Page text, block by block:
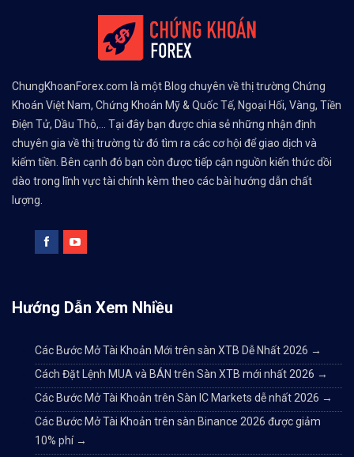
ChungKhoanForex.com là một Blog chuyên về thị trường Chứng
Khoán Việt Nam, Chứng Khoán Mỹ & Quốc Tế, Ngoại Hối, Vàng, Tiền
Điện Tử, Dầu Thô,... Tại đây bạn được chia sẻ những nhận định
chuyên gia về thị trường từ đó tìm ra các cơ hội để giao dịch và
kiếm tiền. Bên cạnh đó bạn còn được tiếp cận nguồn kiến thức dồi
dào trong lĩnh vực tài chính kèm theo các bài hướng dẫn chất
lượng.
Hướng Dẫn Xem Nhiều
Các Bước Mở Tài Khoản Mới trên sàn XTB Dễ Nhất 2026 →
Cách Đặt Lệnh MUA và BÁN trên Sàn XTB mới nhất 2026 →
Các Bước Mở Tài Khoản trên Sàn IC Markets dễ nhất 2026 →
Các Bước Mở Tài Khoản trên sàn Binance 2026 được giảm
10% phí →